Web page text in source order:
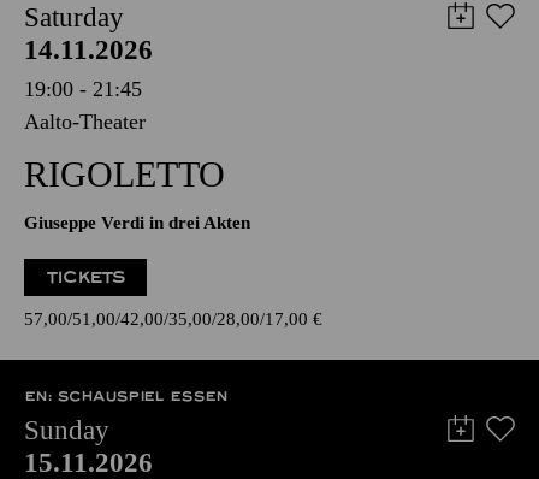
Saturday
14.11.2026
19:00 - 21:45
Aalto-Theater
RIGOLETTO
Giuseppe Verdi in drei Akten
TICKETS
57,00 51,00 42,00 35,00 28,00 17,00 €
EN: SCHAUSPIEL ESSEN
Sunday
15.11.2026